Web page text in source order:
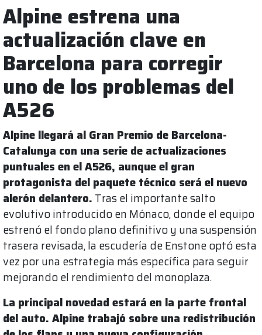
Alpine estrena una
actualización clave en
Barcelona para corregir
uno de los problemas del
A526
Alpine llegará al Gran Premio de Barcelona-
Catalunya con una serie de actualizaciones
puntuales en el A526, aunque el gran
protagonista del paquete técnico será el nuevo
alerón delantero. Tras el importante salto
evolutivo introducido en Mónaco, donde el equipo
estrenó el fondo plano definitivo y una suspensión
trasera revisada, la escudería de Enstone optó esta
vez por una estrategia más específica para seguir
mejorando el rendimiento del monoplaza.
La principal novedad estará en la parte frontal
del auto. Alpine trabajó sobre una redistribución